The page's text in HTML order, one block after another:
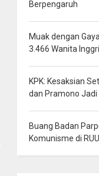
Berpengaruh
Muak dengan
3.466 Wanita
KPK: Kesaksian
dan Pramono Jadi
Buang Badan
Komunisme di